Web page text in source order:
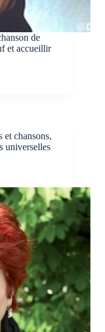
de
et accueillir
et chansons,
universelles